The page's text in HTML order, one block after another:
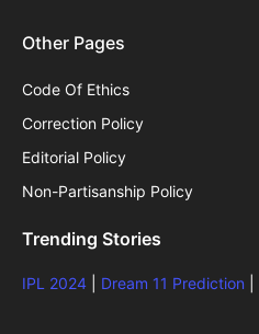
Other Pages
Code Of Ethics
Correction Policy
Editorial Policy
Non-Partisanship Policy
Trending Stories
IPL 2024 Dream 11 Prediction